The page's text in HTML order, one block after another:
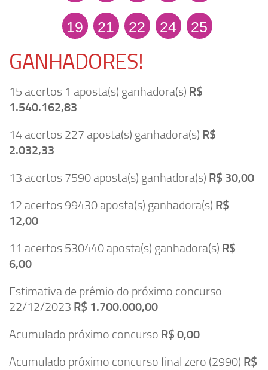
19 21 22 24 25
GANHADORES!
15 acertos 1 aposta(s) ganhadora(s) R$
1.540.162,83
14 acertos 227 aposta(s) ganhadora(s) R$
2.032,33
13 acertos 7590 aposta(s) ganhadora(s) R$ 30,00
12 acertos 99430 aposta(s) ganhadora(s) R$
12,00
11 acertos 530440 aposta(s) ganhadora(s) R$
6,00
Estimativa de prêmio do próximo concurso
22/12/2023 R$ 1.700.000,00
Acumulado próximo concurso R$ 0,00
Acumulado próximo concurso final zero (2990) R$